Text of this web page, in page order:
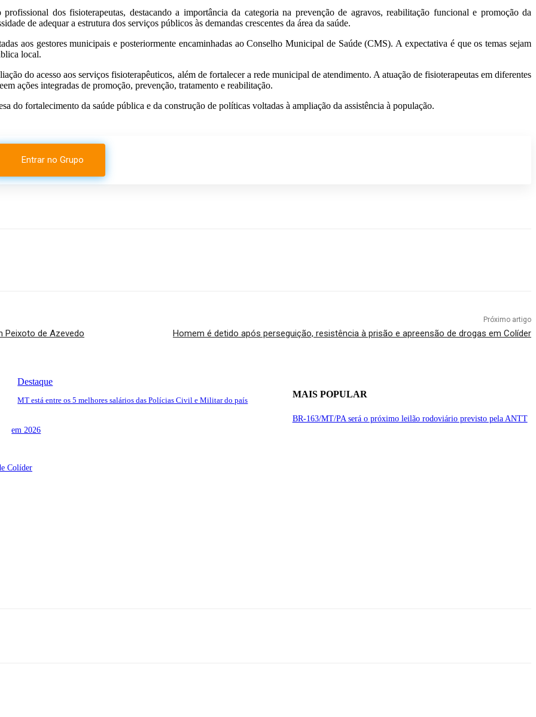
dos fisioterapeutas, destacando a importância da categoria na prevenção de agravos, reabilitação funcional e promoção da
de adequar a estrutura dos serviços públicos às demandas crescentes da área da saúde.
aos gestores municipais e posteriormente encaminhadas ao Conselho Municipal de Saúde (CMS). A expectativa é que os temas sejam
local.
do acesso aos serviços fisioterapêuticos, além de fortalecer a rede municipal de atendimento. A atuação de fisioterapeutas em diferentes
ações integradas de promoção, prevenção, tratamento e reabilitação.
fortalecimento da saúde pública e da construção de políticas voltadas à ampliação da assistência à população.
Entrar no Grupo
Peixoto de Azevedo
Próximo artigo
Homem é detido após perseguição, resistência à prisão e apreensão de drogas em Colíder
Destaque
MT está entre os 5 melhores salários das Polícias Civil e Militar do país
MAIS POPULAR
BR-163/MT/PA será o próximo leilão rodoviário previsto pela ANTT
em 2026
Colíder